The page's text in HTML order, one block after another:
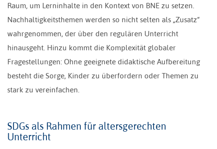
Raum, um Lerninhalte in den Kontext von BNE zu setzen.
Nachhaltigkeitsthemen werden so nicht selten als „Zusatz“
wahrgenommen, der über den regulären Unterricht
hinausgeht. Hinzu kommt die Komplexität globaler
Fragestellungen: Ohne geeignete didaktische Aufbereitung
besteht die Sorge, Kinder zu überfordern oder Themen zu
stark zu vereinfachen.
SDGs als Rahmen für altersgerechten
Unterricht